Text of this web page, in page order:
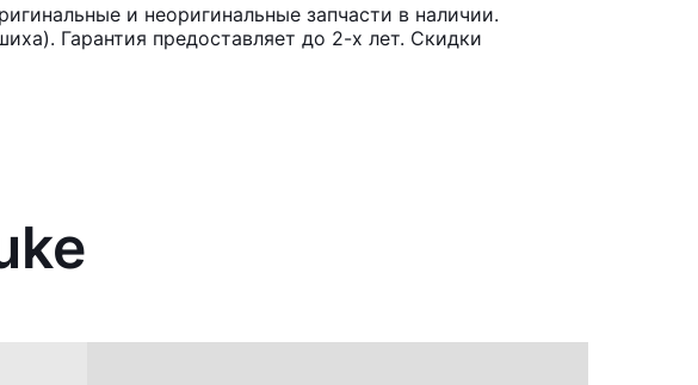
и неоригинальные запчасти в наличии.
Гарантия предоставляет до 2-х лет. Скидки